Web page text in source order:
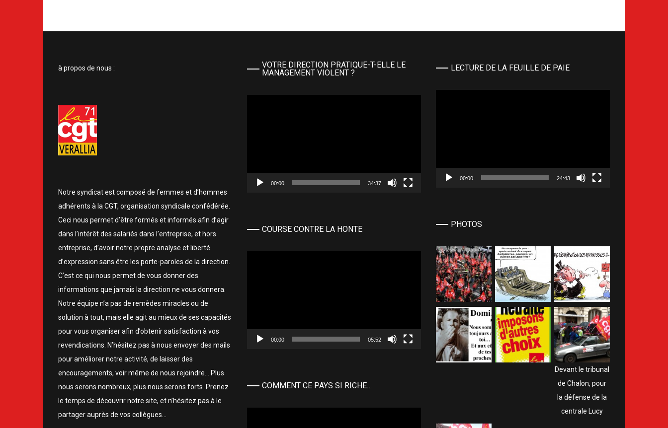
à propos de nous :
Notre syndicat est composé de femmes et d’hommes
adhérents à la CGT, organisation syndicale confédérée.
Ceci nous permet d’être formés et informés afin d’agir
dans l’intérêt des salariés dans l’entreprise, et hors
entreprise, d’avoir notre propre analyse et liberté
d’expression sans être les porte-paroles de la direction.
C’est ce qui nous permet de vous donner des
informations que jamais la direction ne vous donnera.
Notre équipe n’a pas de remèdes miracles ou de
solution à tout, mais elle agit au mieux de ses capacités
pour vous organiser afin d’obtenir satisfaction à vos
revendications. N’hésitez pas à nous envoyer des mails
pour améliorer notre activité, de laisser des
encouragements, voir même de nous rejoindre… Plus
nous serons nombreux, plus nous serons forts. Prenez
le temps de découvrir notre site, et n’hésitez pas à le
partager auprès de vos collègues…
VOTRE DIRECTION PRATIQUE-T-ELLE LE
MANAGEMENT VIOLENT ?
00:00 34:37
COURSE CONTRE LA HONTE
00:00 05:52
COMMENT CE PAYS SI RICHE…
LECTURE DE LA FEUILLE DE PAIE
00:00 24:43
PHOTOS
Devant le tribunal
de Chalon, pour
la défense de la
centrale Lucy